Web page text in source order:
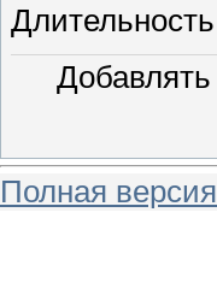
Добавлять
Полная